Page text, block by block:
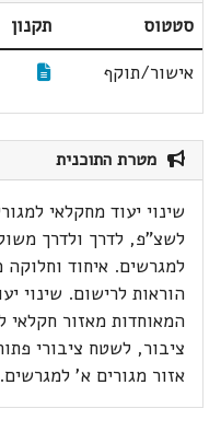
סטטוס תקנון
אישור/תוקף
מטרת התוכנית
שינוי יעוד מחקלאי
לשצ"פ, לדרך ולדרך
למגרשים. איחוד
המאוחדות מאזור חקלאי
ציבור, לשטח ציבורי
אזור מגורים א'